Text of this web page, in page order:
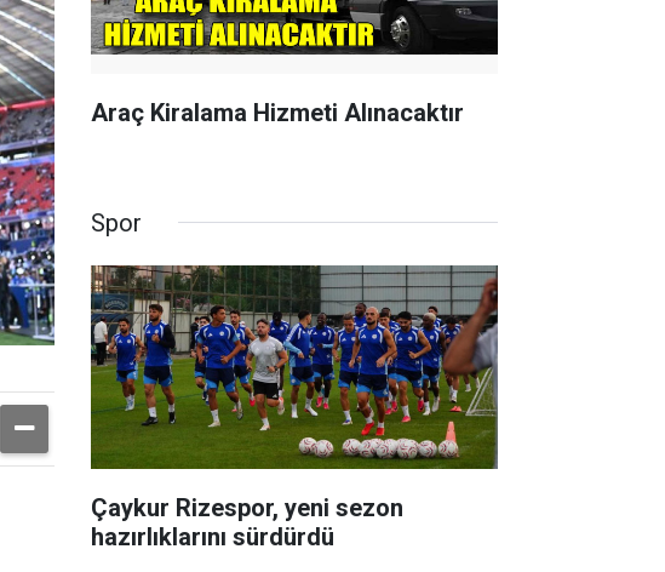
Araç Kiralama Hizmeti Alınacaktır
Spor
Çaykur Rizespor, yeni sezon
hazırlıklarını sürdürdü